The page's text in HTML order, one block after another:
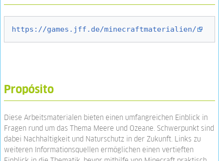
https://games.jff.de/minecraftmaterialien/
Propósito
Diese Arbeitsmaterialen bieten einen umfangreichen Einblick in
Fragen rund um das Thema Meere und Ozeane. Schwerpunkt sind
dabei Nachhaltigkeit und Naturschutz in der Zukunft. Links zu
weiteren Informationsquellen ermöglichen einen vertieften